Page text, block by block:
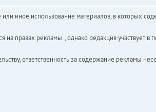
иное использование материалов, в которых
правах рекламы. , однако редакция участвует в
ответственность за содержание рекламы